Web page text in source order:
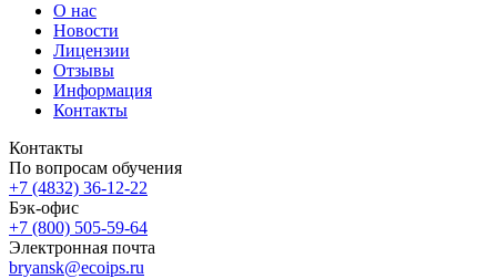
О нас
Новости
Лицензии
Отзывы
Информация
Контакты
Контакты
По вопросам обучения
+7 (4832) 36-12-22
Бэк-офис
+7 (800) 505-59-64
Электронная почта
bryansk@ecoips.ru